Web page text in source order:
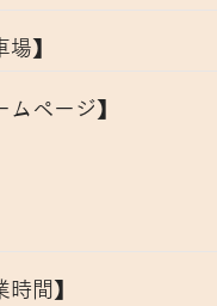
場】
ムページ】
時間】